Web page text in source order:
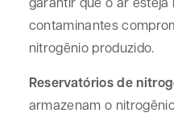
contaminantes
nitrogênio produzido.
Reservatórios de
armazenam o